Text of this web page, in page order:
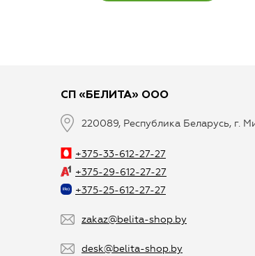
СП «БЕЛИТА» ООО
220089, Республика Беларусь, г.
+375-33-612-27-27
+375-29-612-27-27
+375-25-612-27-27
zakaz@belita-shop.by
desk@belita-shop.by